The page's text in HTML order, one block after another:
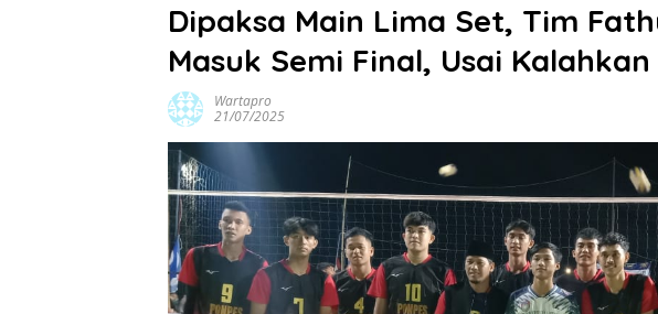
Dipaksa Main Lima Set, Tim
Masuk Semi Final, Usai
Wartapro
21/07/2025